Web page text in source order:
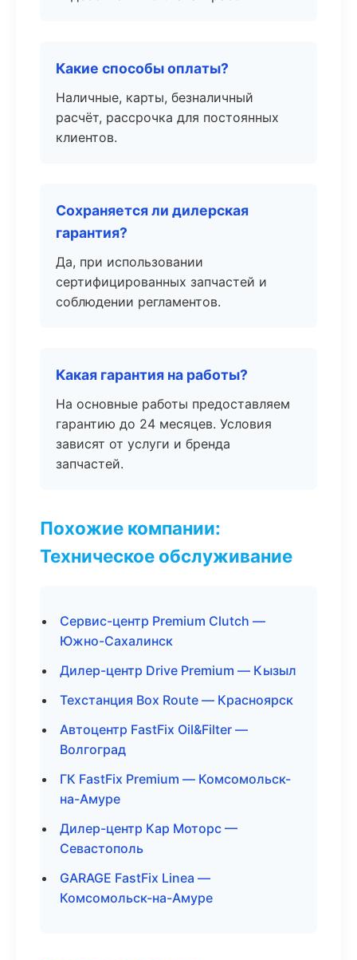
Какие способы оплаты?
Наличные, карты, безналичный
расчёт, рассрочка для постоянных
клиентов.
Сохраняется ли дилерская
гарантия?
Да, при использовании
сертифицированных запчастей и
соблюдении регламентов.
Какая гарантия на работы?
На основные работы предоставляем
гарантию до 24 месяцев. Условия
зависят от услуги и бренда
запчастей.
Похожие компании:
Техническое обслуживание
Сервис-центр Premium Clutch —
Южно-Сахалинск
Дилер-центр Drive Premium — Кызыл
Техстанция Box Route — Красноярск
Автоцентр FastFix Oil&Filter —
Волгоград
ГК FastFix Premium — Комсомольск-
на-Амуре
Дилер-центр Кар Моторс —
Севастополь
GARAGE FastFix Linea —
Комсомольск-на-Амуре